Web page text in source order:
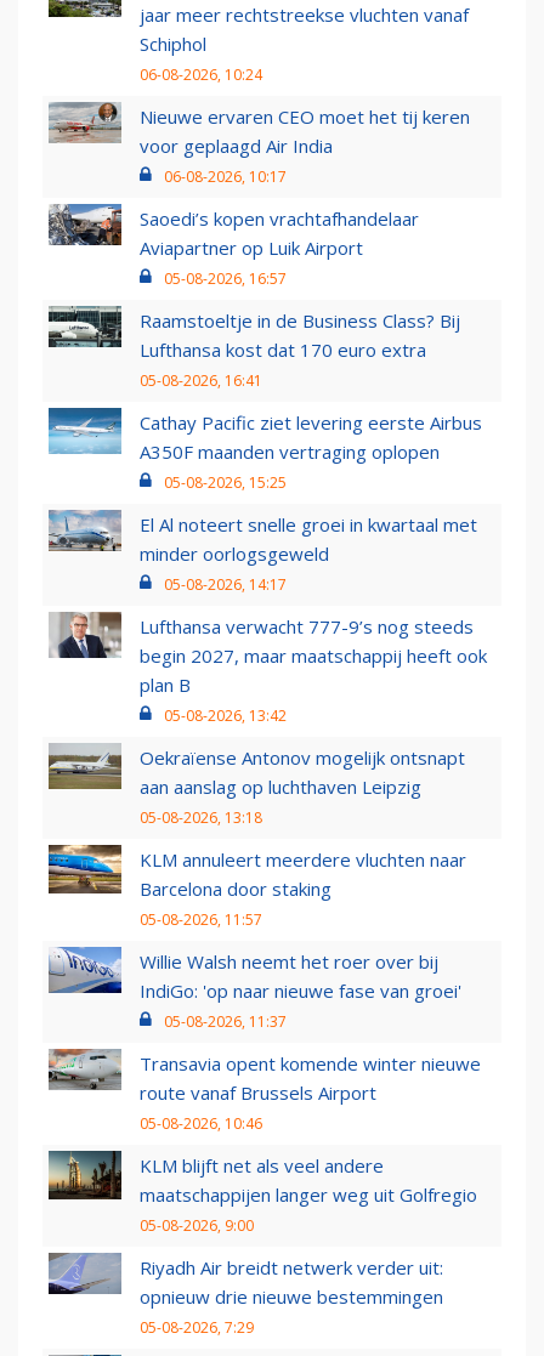
jaar meer rechtstreekse vluchten vanaf
Schiphol
06-08-2026, 10:24
Nieuwe ervaren CEO moet het tij keren
voor geplaagd Air India
06-08-2026, 10:17
Saoedi’s kopen vrachtafhandelaar
Aviapartner op Luik Airport
05-08-2026, 16:57
Raamstoeltje in de Business Class? Bij
Lufthansa kost dat 170 euro extra
05-08-2026, 16:41
Cathay Pacific ziet levering eerste Airbus
A350F maanden vertraging oplopen
05-08-2026, 15:25
El Al noteert snelle groei in kwartaal met
minder oorlogsgeweld
05-08-2026, 14:17
Lufthansa verwacht 777-9’s nog steeds
begin 2027, maar maatschappij heeft ook
plan B
05-08-2026, 13:42
Oekraïense Antonov mogelijk ontsnapt
aan aanslag op luchthaven Leipzig
05-08-2026, 13:18
KLM annuleert meerdere vluchten naar
Barcelona door staking
05-08-2026, 11:57
Willie Walsh neemt het roer over bij
IndiGo: 'op naar nieuwe fase van groei'
05-08-2026, 11:37
Transavia opent komende winter nieuwe
route vanaf Brussels Airport
05-08-2026, 10:46
KLM blijft net als veel andere
maatschappijen langer weg uit Golfregio
05-08-2026, 9:00
Riyadh Air breidt netwerk verder uit:
opnieuw drie nieuwe bestemmingen
05-08-2026, 7:29